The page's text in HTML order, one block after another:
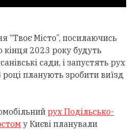
“Твоє Місто”, посилаючись
кінця 2023 року будуть
сади, і запустять рух
планують зробити виїзд
рух Подільсько-
у Києві планували